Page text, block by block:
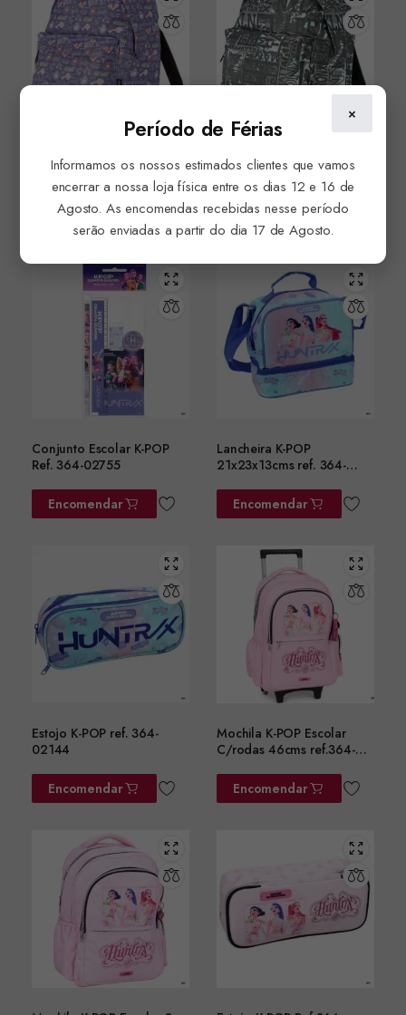
Mochila 42cms ref.
BZ5744C
Encomendar
Mochila 42cms ref.
BZ5744D
Encomendar
Conjunto Escolar K-POP
Ref. 364-02755
Encomendar
Lancheira K-POP
21x23x13cms ref. 364-
Encomendar
Estojo K-POP ref. 364-
02144
Encomendar
Mochila K-POP Escolar
C/rodas 46cms ref.364-
Encomendar
×
Período de Férias
Informamos os nossos estimados clientes que vamos
encerrar a nossa loja física entre os dias 12 e 16 de
Agosto. As encomendas recebidas nesse período
serão enviadas a partir do dia 17 de Agosto.